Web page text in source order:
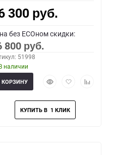
300 руб.
без ECOном скидки:
800 руб.
51998
наличии
БыстрыйДобавить
избранное
Добавить
КОРЗИНУ